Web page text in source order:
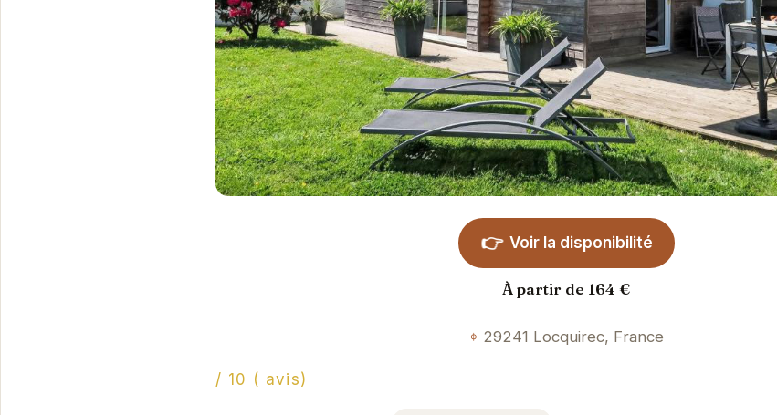
👉 Voir la disponibilité
À partir de 164 €
29241 Locquirec, France
/ 10 ( avis)